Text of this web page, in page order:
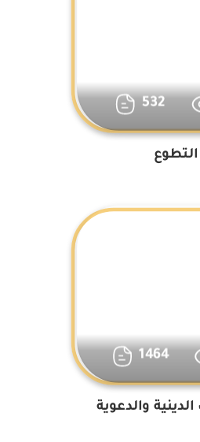
532
التطوع
1464
والدعوية